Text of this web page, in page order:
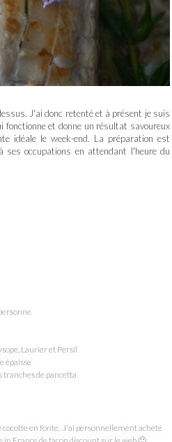
J'ai donc retenté et à présent je suis
fonctionne et donne un résultat savoureux
idéale le week-end. La préparation est
ses occupations en attendant l'heure du
Laurier et Persil
épaisse
de pancetta
en fonte. J'ai personnellement acheté